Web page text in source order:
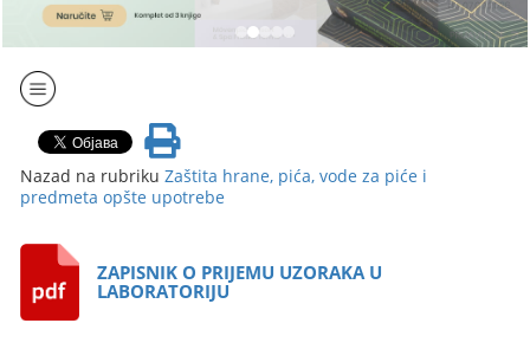
Nazad na rubrikuZaštita hrane, pića, vode za piće i
predmeta opšte upotrebe
ZAPISNIK O PRIJEMU UZORAKA U
LABORATORIJU